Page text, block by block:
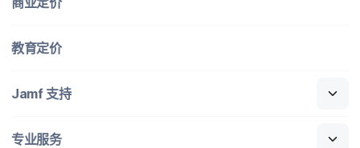
教育定​价
Jamf 支持
专业​服务